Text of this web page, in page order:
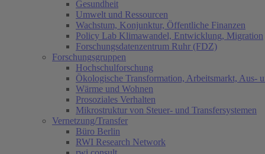
Gesundheit
Umwelt und Ressourcen
Wachstum, Konjunktur, Öffentliche Finanzen
Policy Lab Klimawandel, Entwicklung, Migration
Forschungsdatenzentrum Ruhr (FDZ)
Forschungsgruppen
Hochschulforschung
Ökologische Transformation, Arbeitsmarkt, Aus-
Wärme und Wohnen
Prosoziales Verhalten
Mikrostruktur von Steuer- und Transfersystemen
Vernetzung/Transfer
Büro Berlin
RWI Research Network